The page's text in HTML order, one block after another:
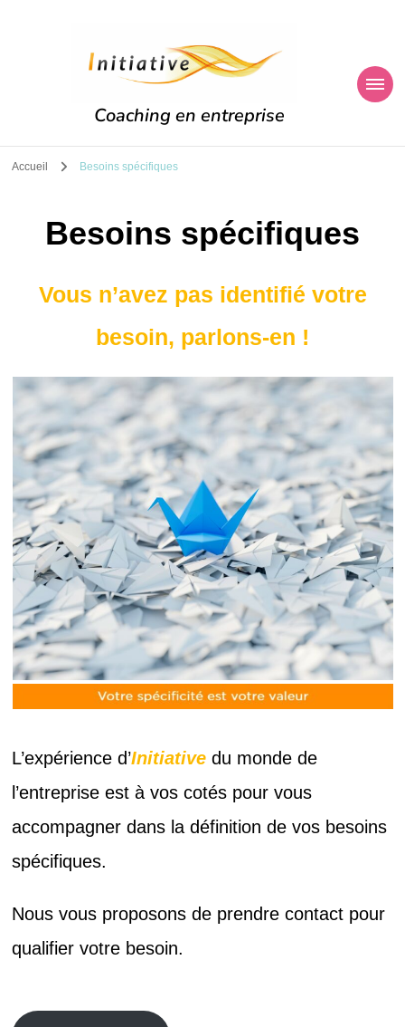
Coaching en entreprise
Accueil Besoins spécifiques
Besoins spécifiques
Vous n’avez pas identifié votre
besoin, parlons-en !
L’expérience d’Initiative du monde de
l’entreprise est à vos cotés pour vous
accompagner dans la définition de vos besoins
spécifiques.
Nous vous proposons de prendre contact pour
qualifier votre besoin.